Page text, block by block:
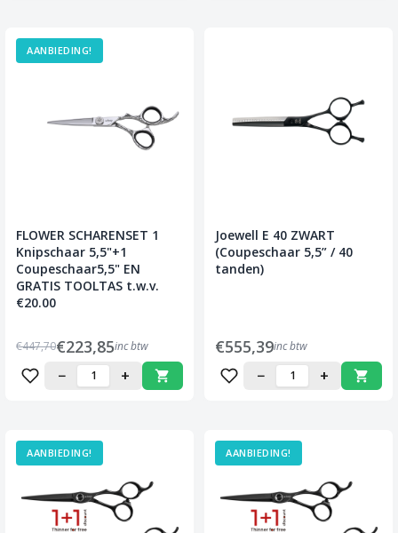
AANBIEDING!
FLOWER SCHARENSET 1
Knipschaar 5,5"+1
Coupeschaar5,5" EN
GRATIS TOOLTAS t.w.v.
€20.00
€447,70€223,85inc btw
− +
Joewell E 40 ZWART
(Coupeschaar 5,5” / 40
tanden)
€555,39inc btw
− +
AANBIEDING! AANBIEDING!